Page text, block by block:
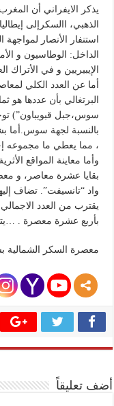
يذكر الايفراني أن
الذهبي، االسكرإلى
استنفار الأنصار
الداخل: الوطاسيون و
الإيبيريين و في الأتراك
أما عن العدد الكلي
البرتغالي بأن عددها
سوس،جبل قبويباون”)
بالنسبة لجهة سوس.أما
، مما يعطي ما
وأما معاينة المواقع
بقايا عشرة معاصر، و
واد “تانسيفت”. تضاف
بأربع عشرة معصرة .
معصرة السكر الشمالية
أضف تعليقاً